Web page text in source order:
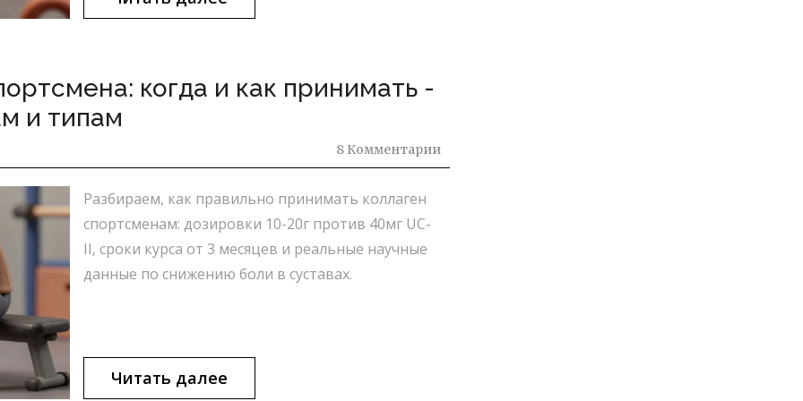
когда и как принимать -
и типам
8 Комментарии
Разбираем, как правильно принимать коллаген
спортсменам: дозировки 10-20г против 40мг UC-
II, сроки курса от 3 месяцев и реальные научные
данные по снижению боли в суставах.
Читать далее